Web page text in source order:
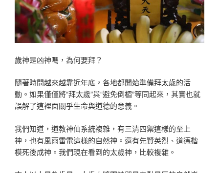
歲神是凶神嗎，為何要拜？
隨著時間越來越靠近年底，各地都開始準備拜太歲的活
動。如果僅僅將“拜太歲”與“避免倒楣”等同起來，其實也就
誤解了這裡面關乎生命與道德的意義。
我們知道，道教神仙系統複雜，有三清四禦這樣的至上
神，也有風雨雷電這樣的自然神。還有先賢英烈、道德楷
模死後成神。我們現在看到的太歲神，比較複雜。